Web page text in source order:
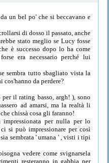
un bel po' che si beccavano e
di dosso il passato, anche
stato meglio se Lucy fosse
è successo dopo lo ha come
era necessario perché lui
sembra tutto sbagliato vista la
da perdere?
il rating basso, argh! ), sono
ad amarsi, ma la realtà li
chissà cosa gli faranno!
per nulla per lo
si può impressionare per così
sembrata ' umana ' , visti i tipi
vedere come svignarsela
resteranno in gabbia per